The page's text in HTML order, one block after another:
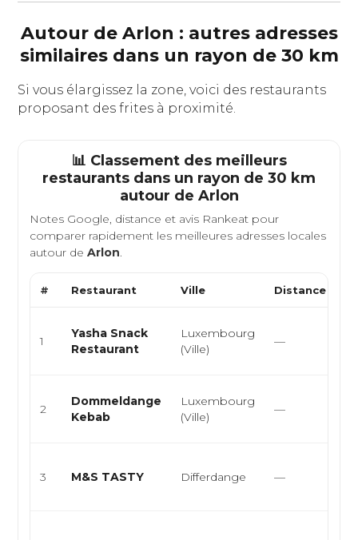
Autour de Arlon : autres adresses
similaires dans un rayon de 30 km
Si vous élargissez la zone, voici des restaurants
proposant des frites à proximité.
📊 Classement des meilleurs
restaurants dans un rayon de 30 km
autour de Arlon
Notes Google, distance et avis Rankeat pour
comparer rapidement les meilleures adresses locales
autour deArlon
# Restaurant Ville Distance
1
Yasha Snack
Restaurant
Luxembourg
(Ville)
—
2
Dommeldange
Kebab
Luxembourg
(Ville)
—
3 M&S TASTY Differdange —